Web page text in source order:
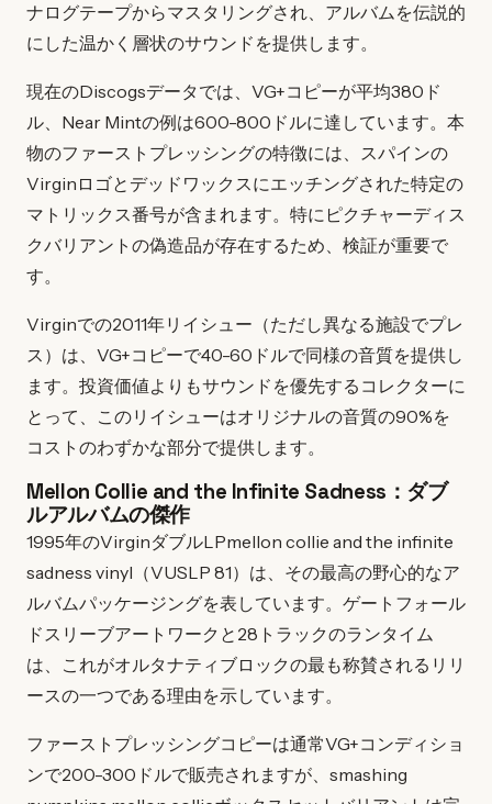
ナログテープからマスタリングされ、アルバムを伝説的
にした温かく層状のサウンドを提供します。
現在のDiscogsデータでは、VG+コピーが平均380ド
ル、Near Mintの例は600-800ドルに達しています。本
物のファーストプレッシングの特徴には、スパインの
Virginロゴとデッドワックスにエッチングされた特定の
マトリックス番号が含まれます。特にピクチャーディス
クバリアントの偽造品が存在するため、検証が重要で
す。
Virginでの2011年リイシュー（ただし異なる施設でプレ
ス）は、VG+コピーで40-60ドルで同様の音質を提供し
ます。投資価値よりもサウンドを優先するコレクターに
とって、このリイシューはオリジナルの音質の90%を
コストのわずかな部分で提供します。
Mellon Collie and the Infinite Sadness：ダブ
ルアルバムの傑作
1995年のVirginダブルLPmellon collie and the infinite
sadness vinyl（VUSLP 81）は、その最高の野心的なア
ルバムパッケージングを表しています。ゲートフォール
ドスリーブアートワークと28トラックのランタイム
は、これがオルタナティブロックの最も称賛されるリリ
ースの一つである理由を示しています。
ファーストプレッシングコピーは通常VG+コンディショ
ンで200-300ドルで販売されますが、smashing